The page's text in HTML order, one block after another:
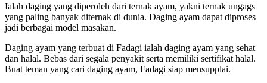
Ialah daging yang diperoleh dari ternak ayam, yakni ternak ungags
yang paling banyak diternak di dunia. Daging ayam dapat diproses
jadi berbagai model masakan.
Daging ayam yang terbuat di Fadagi ialah daging ayam yang sehat
dan halal. Bebas dari segala penyakit serta memiliki sertifikat halal.
Buat teman yang cari daging ayam, Fadagi siap mensupplai.